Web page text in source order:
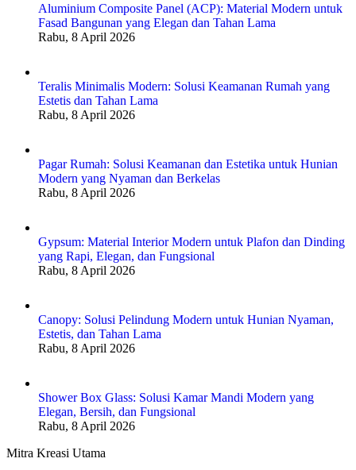
Aluminium Composite Panel (ACP): Material Modern untuk
Fasad Bangunan yang Elegan dan Tahan Lama
Rabu, 8 April 2026
Teralis Minimalis Modern: Solusi Keamanan Rumah yang
Estetis dan Tahan Lama
Rabu, 8 April 2026
Pagar Rumah: Solusi Keamanan dan Estetika untuk Hunian
Modern yang Nyaman dan Berkelas
Rabu, 8 April 2026
Gypsum: Material Interior Modern untuk Plafon dan Dinding
yang Rapi, Elegan, dan Fungsional
Rabu, 8 April 2026
Canopy: Solusi Pelindung Modern untuk Hunian Nyaman,
Estetis, dan Tahan Lama
Rabu, 8 April 2026
Shower Box Glass: Solusi Kamar Mandi Modern yang
Elegan, Bersih, dan Fungsional
Rabu, 8 April 2026
Mitra Kreasi Utama